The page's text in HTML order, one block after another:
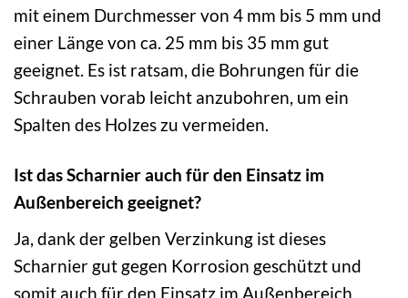
mit einem Durchmesser von 4 mm bis 5 mm und
einer Länge von ca. 25 mm bis 35 mm gut
geeignet. Es ist ratsam, die Bohrungen für die
Schrauben vorab leicht anzubohren, um ein
Spalten des Holzes zu vermeiden.
Ist das Scharnier auch für den Einsatz im
Außenbereich geeignet?
Ja, dank der gelben Verzinkung ist dieses
Scharnier gut gegen Korrosion geschützt und
somit auch für den Einsatz im Außenbereich